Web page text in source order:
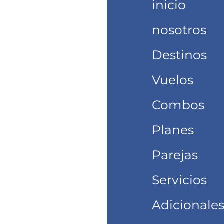
inicio
nosotros
Destinos
Vuelos
Combos
Planes
Parejas
Servicios
Adicionales